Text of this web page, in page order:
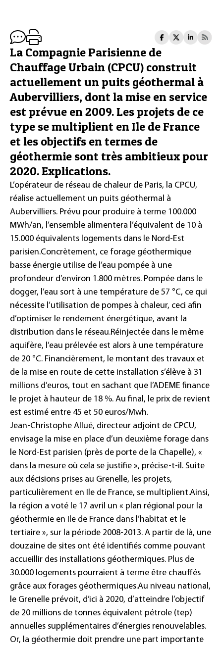
La Compagnie Parisienne de
Chauffage Urbain (CPCU) construit
actuellement un puits géothermal à
Aubervilliers, dont la mise en service
est prévue en 2009. Les projets de ce
type se multiplient en Ile de France
et les objectifs en termes de
géothermie sont très ambitieux pour
2020. Explications.
L’opérateur de réseau de chaleur de Paris, la CPCU,
réalise actuellement un puits géothermal à
Aubervilliers. Prévu pour produire à terme 100.000
MWh/an, l’ensemble alimentera l’équivalent de 10 à
15.000 équivalents logements dans le Nord-Est
parisien.Concrètement, ce forage géothermique
basse énergie utilise de l’eau pompée à une
profondeur d’environ 1.800 mètres. Pompée dans le
dogger, l’eau sort à une température de 57 °C, ce qui
nécessite l’utilisation de pompes à chaleur, ceci afin
d’optimiser le rendement énergétique, avant la
distribution dans le réseau.Réinjectée dans le même
aquifère, l’eau prélevée est alors à une température
de 20 °C. Financièrement, le montant des travaux et
de la mise en route de cette installation s’élève à 31
millions d’euros, tout en sachant que l’ADEME finance
le projet à hauteur de 18 %. Au final, le prix de revient
est estimé entre 45 et 50 euros/Mwh.
Jean-Christophe Allué, directeur adjoint de CPCU,
envisage la mise en place d’un deuxième forage dans
le Nord-Est parisien (près de porte de la Chapelle), «
dans la mesure où cela se justifie », précise-t-il. Suite
aux décisions prises au Grenelle, les projets,
particulièrement en Ile de France, se multiplient.Ainsi,
la région a voté le 17 avril un « plan régional pour la
géothermie en Ile de France dans l’habitat et le
tertiaire », sur la période 2008-2013. A partir de là, une
douzaine de sites ont été identifiés comme pouvant
accueillir des installations géothermiques. Plus de
30.000 logements pourraient à terme être chauffés
grâce aux forages géothermiques.Au niveau national,
le Grenelle prévoit, d’ici à 2020, d’atteindre l’objectif
de 20 millions de tonnes équivalent pétrole (tep)
annuelles supplémentaires d’énergies renouvelables.
Or, la géothermie doit prendre une part importante